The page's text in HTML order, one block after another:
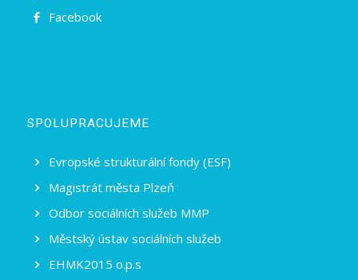
Facebook
SPOLUPRACUJEME
Evropské strukturální fondy (ESF)
Magistrát města Plzeň
Odbor sociálních služeb MMP
Městský ústav sociálních služeb
EHMK2015 o.p.s